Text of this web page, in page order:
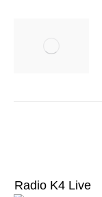
Radio K4 Live